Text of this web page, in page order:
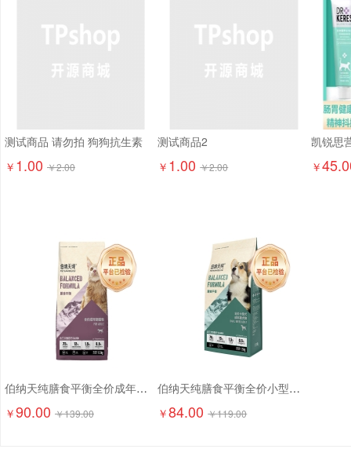
测试商品 请勿拍 狗狗抗生素
￥ 1.00 ￥2.00
测试商品2
￥ 1.00 ￥2.00 ￥
伯纳天纯膳食平衡全价成年期猫粮（含三文鱼配方）1.5kg
￥90.00 ￥139.00
伯纳天纯膳食平衡全价小型犬成犬粮（含三文鱼配方）1.5kg
￥84.00 ￥119.00